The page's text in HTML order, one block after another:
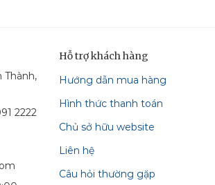
Thành,
2222
Hỗ trợ khách hàng
Hướng dẫn mua hàng
Hình thức thanh toán
Chủ sở hữu website
Liên hệ
Câu hỏi thường gặp